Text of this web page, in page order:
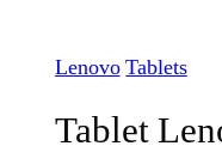
Lenovo Tablets
Tablet